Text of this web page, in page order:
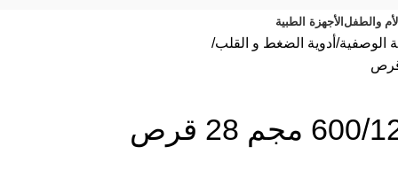
والطفل الأجهزة الطبية
الوصفية أدوية الضغط و القلب